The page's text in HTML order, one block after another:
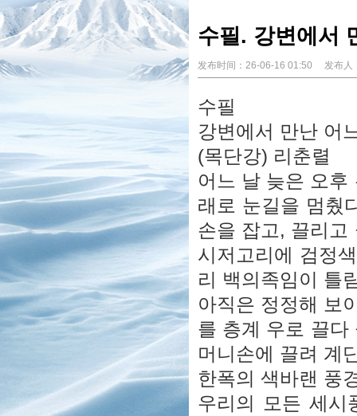
수필. 강변에서
发布时间： 26-06-16 01:50 发布人
수필
강변에서 만난 어
(목단강) 리춘렬
어느 날 늦은 오
래로 눈길을 멈췄
손을 잡고, 끌리고
시저고리에 검정
리 백의족임이 틀
아직은 정정해 보
를 층계 우로 끌다
머니손에 끌려 계
한폭의 색바랜 풍
우리의 모든 세시